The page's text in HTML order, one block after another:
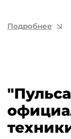
Подробнее